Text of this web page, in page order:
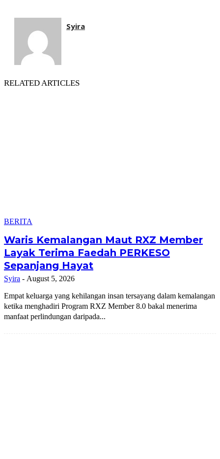
Syira
RELATED ARTICLES
BERITA
Waris Kemalangan Maut RXZ Member
Layak Terima Faedah PERKESO
Sepanjang Hayat
Syira - August 5, 2026
Empat keluarga yang kehilangan insan tersayang dalam kemalangan
ketika menghadiri Program RXZ Member 8.0 bakal menerima
manfaat perlindungan daripada...